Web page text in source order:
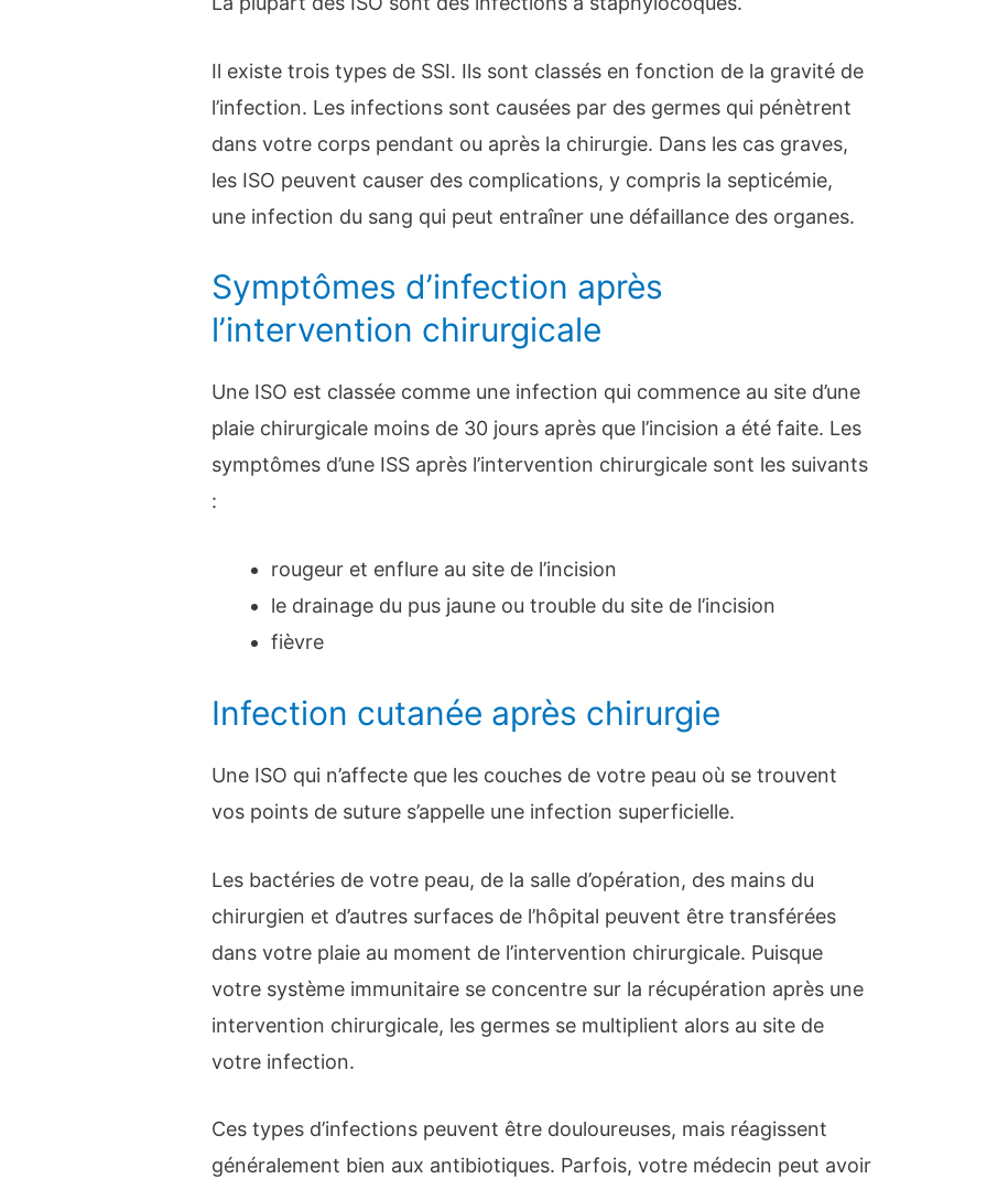
Il existe trois types de SSI. Ils sont classés en fonction de la gravité de
l’infection. Les infections sont causées par des germes qui pénètrent
dans votre corps pendant ou après la chirurgie. Dans les cas graves,
les ISO peuvent causer des complications, y compris la septicémie,
une infection du sang qui peut entraîner une défaillance des organes.
Symptômes d’infection après
l’intervention chirurgicale
Une ISO est classée comme une infection qui commence au site d’une
plaie chirurgicale moins de 30 jours après que l’incision a été faite. Les
symptômes d’une ISS après l’intervention chirurgicale sont les suivants
:
rougeur et enflure au site de l’incision
le drainage du pus jaune ou trouble du site de l’incision
fièvre
Infection cutanée après chirurgie
Une ISO qui n’affecte que les couches de votre peau où se trouvent
vos points de suture s’appelle une infection superficielle.
Les bactéries de votre peau, de la salle d’opération, des mains du
chirurgien et d’autres surfaces de l’hôpital peuvent être transférées
dans votre plaie au moment de l’intervention chirurgicale. Puisque
votre système immunitaire se concentre sur la récupération après une
intervention chirurgicale, les germes se multiplient alors au site de
votre infection.
Ces types d’infections peuvent être douloureuses, mais réagissent
généralement bien aux antibiotiques. Parfois, votre médecin peut avoir